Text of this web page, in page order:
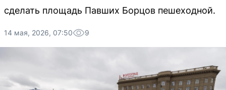
сделать площадь Павших Борцов пешеходной.
14 мая, 2026, 07:50 9